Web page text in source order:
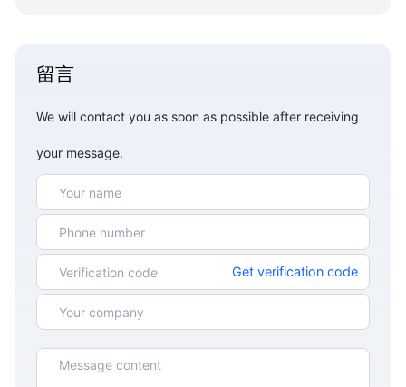
留言
We will contact you as soon as possible after receiving
your message.
Get verification code